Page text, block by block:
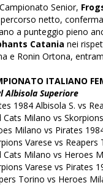
Senior,
netto,
a punteggio pieno
Catania nei
e Ronin Ortona,
ITALIANO
Albisola Superiore
1984 Albisola S. vs
Cats Milano vs
Milano vs Pirates
Varese vs Reapers
Cats Milano vs Heroes
Varese vs Pirates
Torino vs Heroes